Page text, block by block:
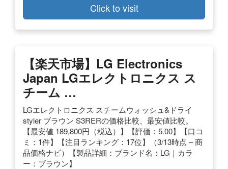
Click to visit
【楽天市場】LG Electronics
Japan LGエレクトロニクス ス
チーム …
LGエレクトロニクス スチームウォッシュ&ドライ
styler ブラウン S3RERの価格比較、最安値比較。
【最安値 189,800円（税込）】【評価：5.00】【口コ
ミ：1件】【注目ランキング：17位】（3/13時点 – 商
品価格ナビ）【製品詳細：ブランド名：LG｜カラ
ー：ブラウン】